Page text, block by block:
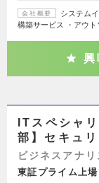
会社概要
システム
構築サービス ・アウ
興
ITスペシャ
部】セキュ
ビジネスアナ
東証プライム上